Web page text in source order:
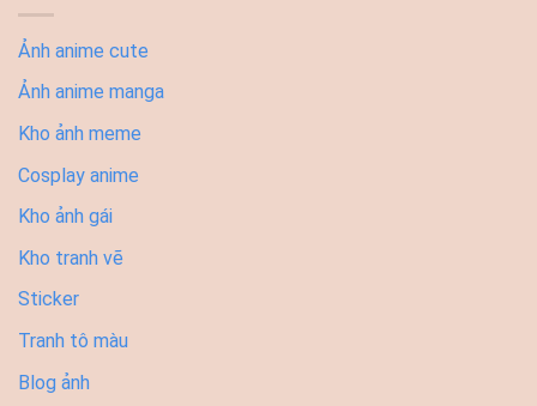
Ảnh anime cute
Ảnh anime manga
Kho ảnh meme
Cosplay anime
Kho ảnh gái
Kho tranh vẽ
Sticker
Tranh tô màu
Blog ảnh